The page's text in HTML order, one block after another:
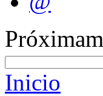
Inicio